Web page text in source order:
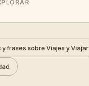
y frases sobre Viajes y Viajar